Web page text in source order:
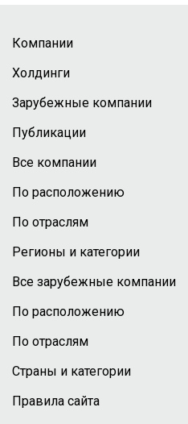
Компании
Холдинги
Зарубежные компании
Публикации
Все компании
По расположению
По отраслям
Регионы и категории
Все зарубежные компании
По расположению
По отраслям
Страны и категории
Правила сайта